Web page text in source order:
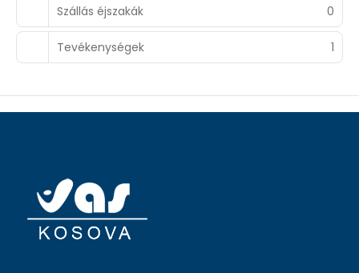
Szállás éjszakák 0
Tevékenységek 1